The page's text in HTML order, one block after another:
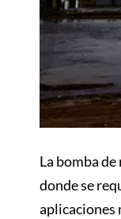
La bomba
donde se
aplicaciones